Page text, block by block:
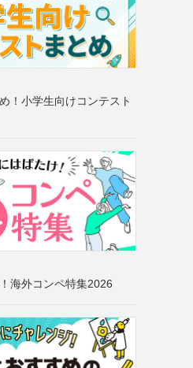
！小学生向けコンテスト
海外コンペ特集2026